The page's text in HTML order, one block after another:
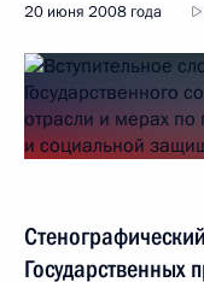
20 июня 2008 года
Государственных